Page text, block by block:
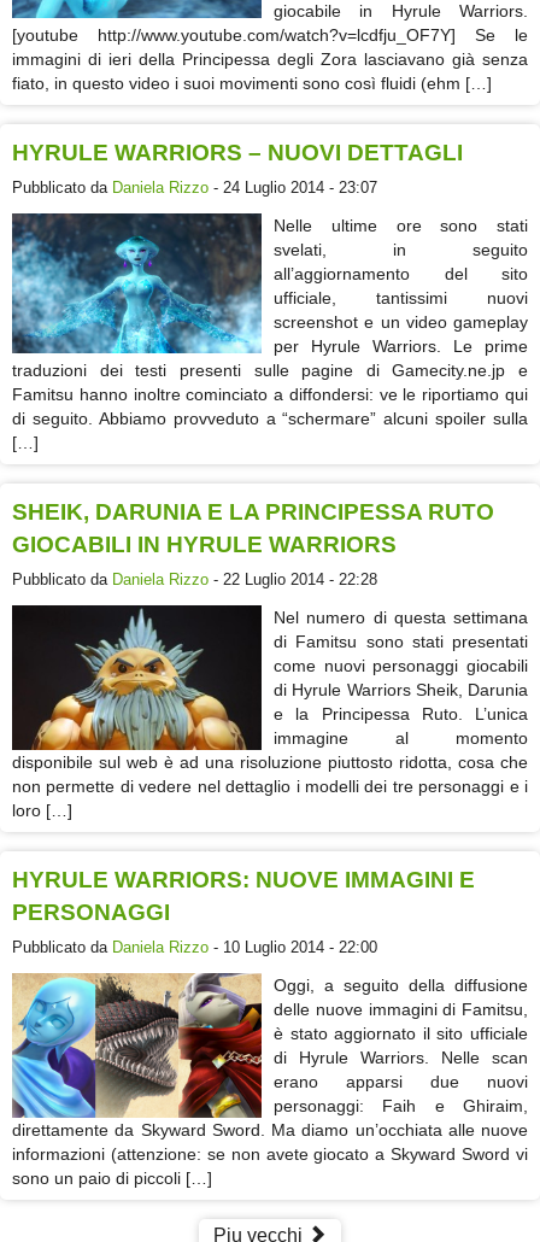
giocabile in Hyrule Warriors.
[youtube http://www.youtube.com/watch?v=lcdfju_OF7Y] Se le
immagini di ieri della Principessa degli Zora lasciavano già senza
fiato, in questo video i suoi movimenti sono così fluidi (ehm […]
HYRULE WARRIORS – NUOVI DETTAGLI
Pubblicato da Daniela Rizzo - 24 Luglio 2014 - 23:07
Nelle ultime ore sono stati
svelati, in seguito
all’aggiornamento del sito
ufficiale, tantissimi nuovi
screenshot e un video gameplay
per Hyrule Warriors. Le prime
traduzioni dei testi presenti sulle pagine di Gamecity.ne.jp e
Famitsu hanno inoltre cominciato a diffondersi: ve le riportiamo qui
di seguito. Abbiamo provveduto a “schermare” alcuni spoiler sulla
[…]
SHEIK, DARUNIA E LA PRINCIPESSA RUTO
GIOCABILI IN HYRULE WARRIORS
Pubblicato da Daniela Rizzo - 22 Luglio 2014 - 22:28
Nel numero di questa settimana
di Famitsu sono stati presentati
come nuovi personaggi giocabili
di Hyrule Warriors Sheik, Darunia
e la Principessa Ruto. L’unica
immagine al momento
disponibile sul web è ad una risoluzione piuttosto ridotta, cosa che
non permette di vedere nel dettaglio i modelli dei tre personaggi e i
loro […]
HYRULE WARRIORS: NUOVE IMMAGINI E
PERSONAGGI
Pubblicato da Daniela Rizzo - 10 Luglio 2014 - 22:00
Oggi, a seguito della diffusione
delle nuove immagini di Famitsu,
è stato aggiornato il sito ufficiale
di Hyrule Warriors. Nelle scan
erano apparsi due nuovi
personaggi: Faih e Ghiraim,
direttamente da Skyward Sword. Ma diamo un’occhiata alle nuove
informazioni (attenzione: se non avete giocato a Skyward Sword vi
sono un paio di piccoli […]
Piu vecchi